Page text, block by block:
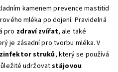
kamenem prevence mastitid
mléka po dojení. Pravidelná
pro zdraví zvířat, ale také
je zásadní pro tvorbu mléka. V
struků, který se používá
udržovatstájovou